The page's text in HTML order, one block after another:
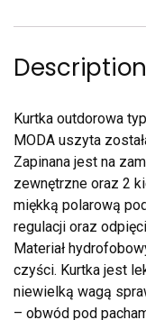
Description
Kurtka outdorowa
MODA uszyta
Zapinana jest na
zewnętrzne oraz 2
miękką polarową
regulacji oraz
Materiał
czyści. Kurtka jest
niewielką wagą
– obwód pod